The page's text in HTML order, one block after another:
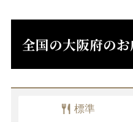
千葉県
全国の大阪府のお
標準